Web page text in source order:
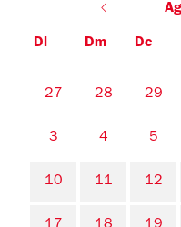
Dl Dm Dc
No hi ha cap activitat
27 28 29
3 4 5
10 11 12